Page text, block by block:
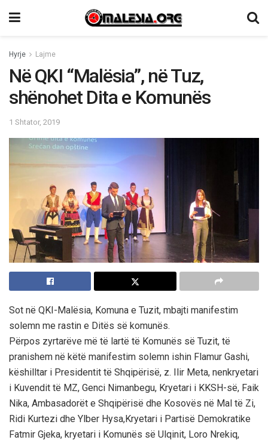
Hyrje Lajme
Në QKI “Malësia”, në Tuz,
shënohet Dita e Komunës
1 Shtator, 2019
Sot në QKI-Malësia, Komuna e Tuzit, mbajti manifestim
solemn me rastin e Ditës së komunës.
Përpos zyrtarëve më të lartë të Komunës së Tuzit, të
pranishem në këtë manifestim solemn ishin Flamur Gashi,
këshilltar i Presidentit të Shqipërisë, z. Ilir Meta, nenkryetari
i Kuvendit të MZ, Genci Nimanbegu, Kryetari i KKSH-së, Faik
Nika, Ambasadorët e Shqipërisë dhe Kosovës në Mal të Zi,
Ridi Kurtezi dhe Ylber Hysa,Kryetari i Partisë Demokratike
Fatmir Gjeka, kryetari i Komunës së Ulqinit, Loro Nrekiq,